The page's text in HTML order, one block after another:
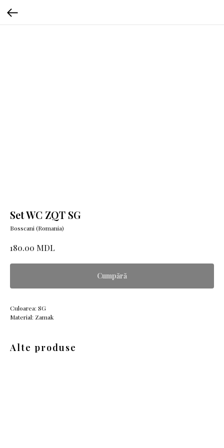
Set WC ZQT SG
Bosscani (Romania)
180.00 MDL
Cumpără
Culoarea: SG
Material: Zamak
Alte produse